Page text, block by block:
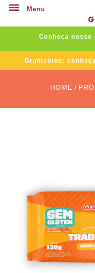
Menu
Conheça
Granicoins:
HOME /